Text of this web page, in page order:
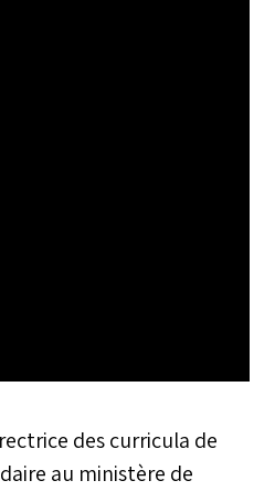
des curricula de
au ministère de